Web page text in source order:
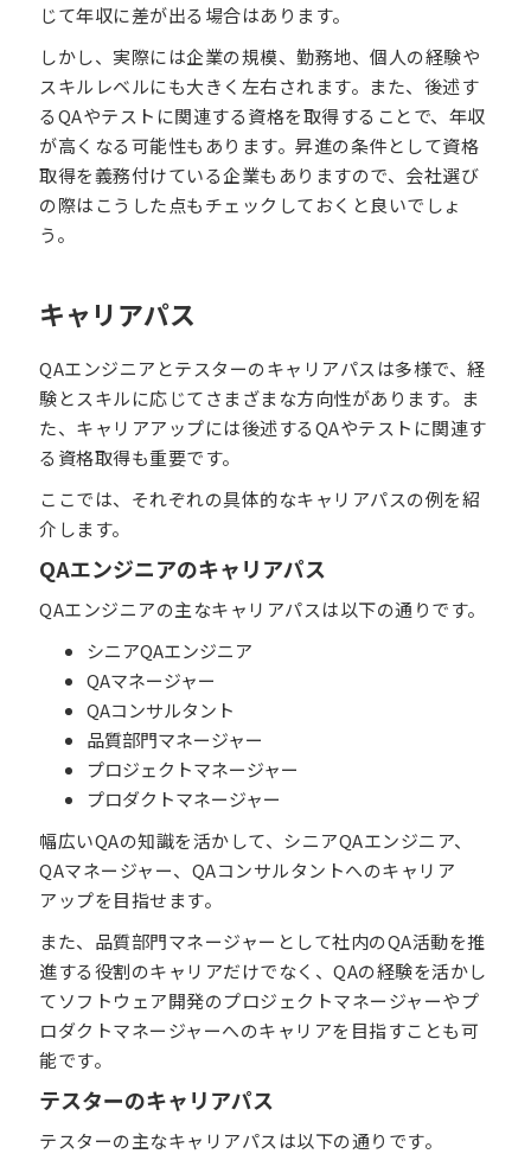
じて年収に差が出る場合はあります。
しかし、実際には企業の規模、勤務地、個人の経験や
スキルレベルにも大きく左右されます。また、後述す
るQAやテストに関連する資格を取得することで、年収
が高くなる可能性もあります。昇進の条件として資格
取得を義務付けている企業もありますので、会社選び
の際はこうした点もチェックしておくと良いでしょ
う。
キャリアパス
QAエンジニアとテスターのキャリアパスは多様で、経
験とスキルに応じてさまざまな方向性があります。ま
た、キャリアアップには後述するQAやテストに関連す
る資格取得も重要です。
ここでは、それぞれの具体的なキャリアパスの例を紹
介します。
QAエンジニアのキャリアパス
QAエンジニアの主なキャリアパスは以下の通りです。
シニアQAエンジニア
QAマネージャー
QAコンサルタント
品質部門マネージャー
プロジェクトマネージャー
プロダクトマネージャー
幅広いQAの知識を活かして、シニアQAエンジニア、
QAマネージャー、QAコンサルタントへのキャリア
アップを目指せます。
また、品質部門マネージャーとして社内のQA活動を推
進する役割のキャリアだけでなく、QAの経験を活かし
てソフトウェア開発のプロジェクトマネージャーやプ
ロダクトマネージャーへのキャリアを目指すことも可
能です。
テスターのキャリアパス
テスターの主なキャリアパスは以下の通りです。